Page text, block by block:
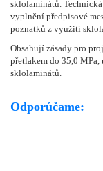
sklolaminátů.
vyplnění předpisové
poznatků z využití
Obsahují zásady pro
přetlakem do 35,0
sklolaminátů.
Odporúčame: